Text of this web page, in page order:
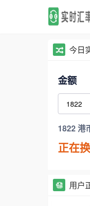
今日
金额
1822 港
正在
用户